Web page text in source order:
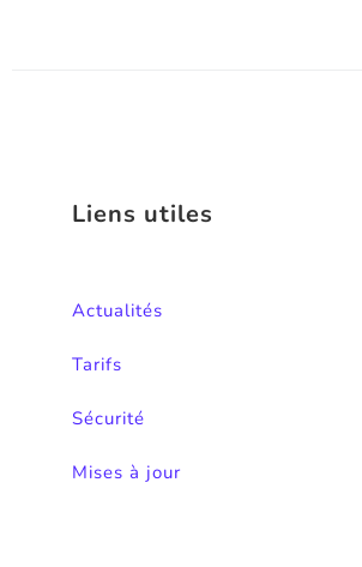
Liens utiles
Actualités
Tarifs
Sécurité
Mises à jour